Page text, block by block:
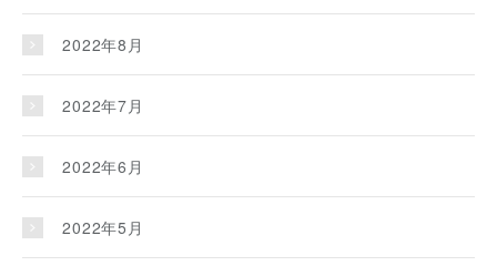
2022年8月
2022年7月
2022年6月
2022年5月